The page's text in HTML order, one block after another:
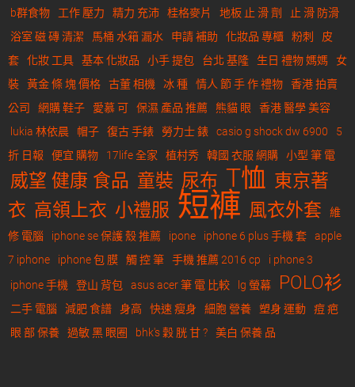
b群食物
工作 壓力 精力 充沛 桂格麥片 地板 止 滑 劑
止 滑 防滑
浴室 磁 磚 清潔
馬桶 水箱 漏水 申請 補助 化妝品 專櫃 粉刺
皮
套
化妝 工具 基本 化妝品 小手 提包 台北 基隆 生日 禮物 媽媽
女
裝
黃金 條 塊 價格 古董 相機 冰 種 情人 節 手 作 禮物
香港 拍賣
公司
網購 鞋子 愛慕 可 保濕 產品 推薦 熊貓 眼
香港 醫學 美容
lukia 林依晨
帽子 復古 手錶 勞力士 錶 casio g shock dw 6900
5
折 日報
便宜 購物 17life 全家 植村秀 韓國 衣服 網購 小型 筆 電
威望 健康 食品 童裝 尿布 T恤 東京著
衣 高領上衣 小禮服 短褲 風衣外套
維
修 電腦
iphone se 保護 殼 推薦 ipone iphone 6 plus 手機 套
apple
7 iphone
iphone 包 膜 觸 控 筆 手機 推薦 2016 cp
i phone 3
iphone 手機
登山 背包 asus acer 筆 電 比較 lg 螢幕 POLO衫
二手 電腦 減肥 食譜 身高 快速 瘦身 細胞 營養 塑身 運動
痘 疤
眼 部 保養
過敏 黑 眼圈 bhk's 穀 胱 甘 ? 美白 保養 品